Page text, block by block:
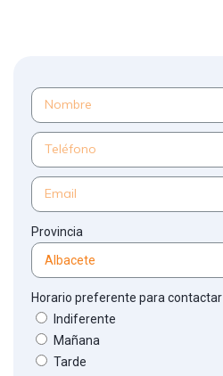
Provincia
Horario preferente para contactar
Indiferente
Mañana
Tarde